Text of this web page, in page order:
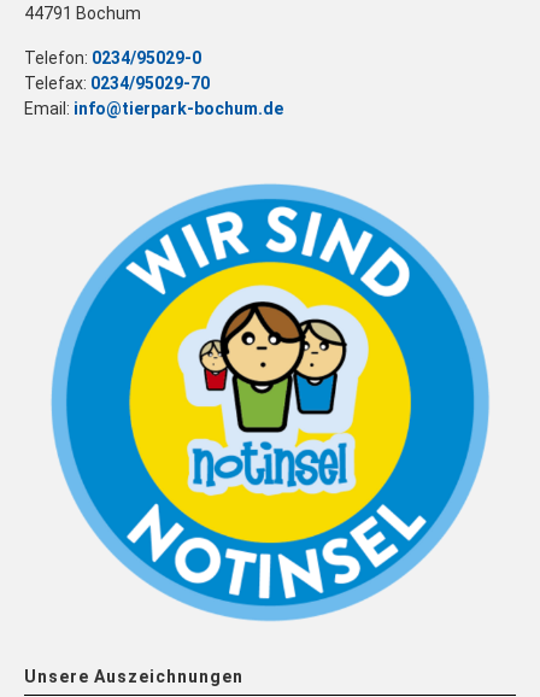
44791 Bochum
Telefon: 0234/95029-0
Telefax: 0234/95029-70
Email: info@tierpark-bochum.de
Unsere Auszeichnungen